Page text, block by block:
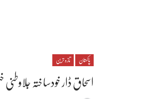
پاکستان تازہ ترین
اسحاق ڈار خودساختہ